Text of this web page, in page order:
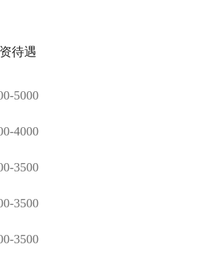
待遇
5000
4000
3500
3500
3500